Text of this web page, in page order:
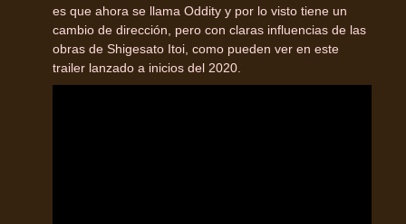
es que ahora se llama Oddity y por lo visto tiene un
cambio de dirección, pero con claras influencias de las
obras de Shigesato Itoi, como pueden ver en este
trailer lanzado a inicios del 2020.